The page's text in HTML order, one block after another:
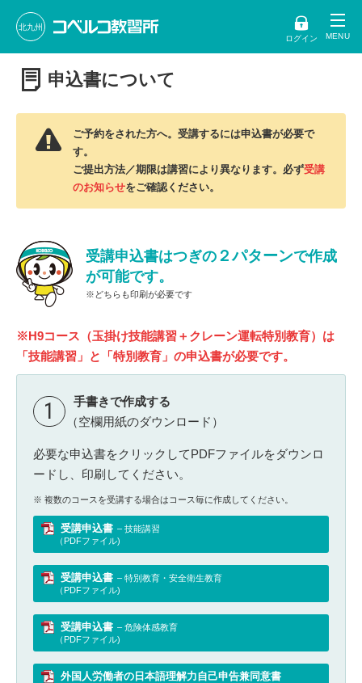
北九州
ログイン
申込書について
ご予約をされた方へ。受講するには申込書が必要で
す。
ご提出方法／期限は講習により異なります。必ず受講
のお知らせをご確認ください。
受講申込書はつぎの ２パターンで作成
が可能です。
※どちらも印刷が必要です
※H9コース（玉掛け技能講習＋クレーン運転特別教育）は
「技能講習」と「特別教育」の申込書が必要です。
1
手書きで作成する
（空欄用紙のダウンロード）
必要な申込書をクリックしてPDFファイルをダウンロ
ードし、印刷してください。
複数のコースを受講する場合はコース毎に作成してください。
受講申込書 – 技能講習
（PDFファイル)
受講申込書 – 特別教育・安全衛生教育
（PDFファイル)
受講申込書 – 危険体感教育
（PDFファイル)
外国人労働者の日本語理解力自己申告兼同意書